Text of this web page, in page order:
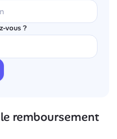
vous ?
remboursement